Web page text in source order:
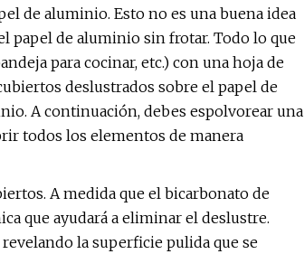
de aluminio. Esto no es una buena idea
papel de aluminio sin frotar. Todo lo que
para cocinar, etc.) con una hoja de
deslustrados sobre el papel de
A continuación, debes espolvorear una
todos los elementos de manera
A medida que el bicarbonato de
que ayudará a eliminar el deslustre.
la superficie pulida que se